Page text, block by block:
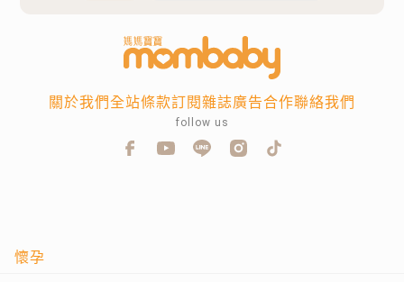
懷孕
關於我們全站條款訂閱雜誌廣告合作聯絡我們
follow us